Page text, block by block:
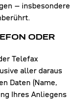
– insbesondere
ODER
Telefax
aller daraus
Daten (Name,
Ihres Anliegens